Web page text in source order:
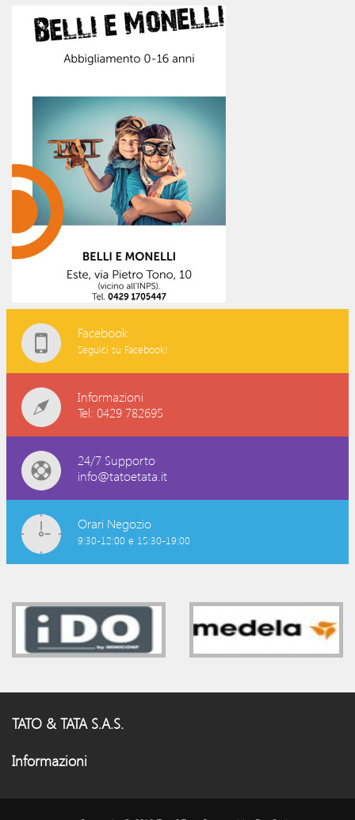
Facebook
Seguici su Facebook!
Informazioni
Tel: 0429 782695
24/7 Supporto
info@tatoetata.it
Orari Negozio
9:30-12:00 e 15:30-19:00
TATO & TATA S.A.S.
Informazioni